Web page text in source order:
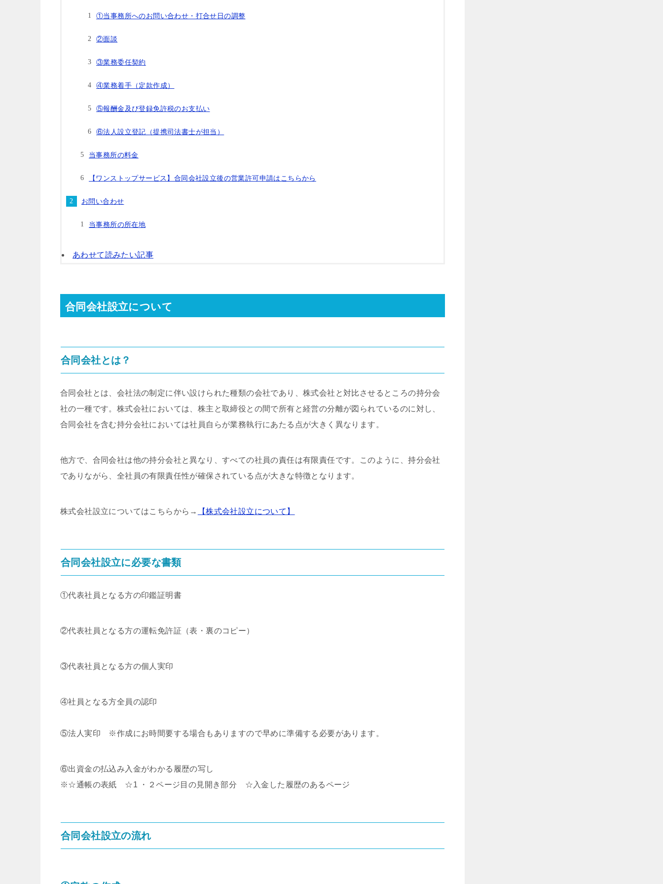
①当事務所へのお問い合わせ・打合せ日の調整
②面談
③業務委任契約
④業務着手（定款作成）
⑤報酬金及び登録免許税のお支払い
⑥法人設立登記（提携司法書士が担当）
当事務所の料金
【ワンストップサービス】合同会社設立後の営業許可申請はこちらから
お問い合わせ
当事務所の所在地
あわせて読みたい記事
合同会社設立について
合同会社とは？
合同会社とは、会社法の制定に伴い設けられた種類の会社であり、株式会社と対比させるところの持分会
社の一種です。株式会社においては、株主と取締役との間で所有と経営の分離が図られているのに対し、
合同会社を含む持分会社においては社員自らが業務執行にあたる点が大きく異なります。
他方で、合同会社は他の持分会社と異なり、すべての社員の責任は有限責任です。このように、持分会社
でありながら、全社員の有限責任性が確保されている点が大きな特徴となります。
株式会社設立についてはこちらから→ 【株式会社設立について】
合同会社設立に必要な書類
①代表社員となる方の印鑑証明書
②代表社員となる方の運転免許証（表・裏のコピー）
③代表社員となる方の個人実印
④社員となる方全員の認印
⑤法人実印 ※作成にお時間要する場合もありますので早めに準備する必要があります。
⑥出資金の払込み入金がわかる履歴の写し
※☆通帳の表紙 ☆1 ・２ページ目の見開き部分 ☆入金した履歴のあるページ
合同会社設立の流れ